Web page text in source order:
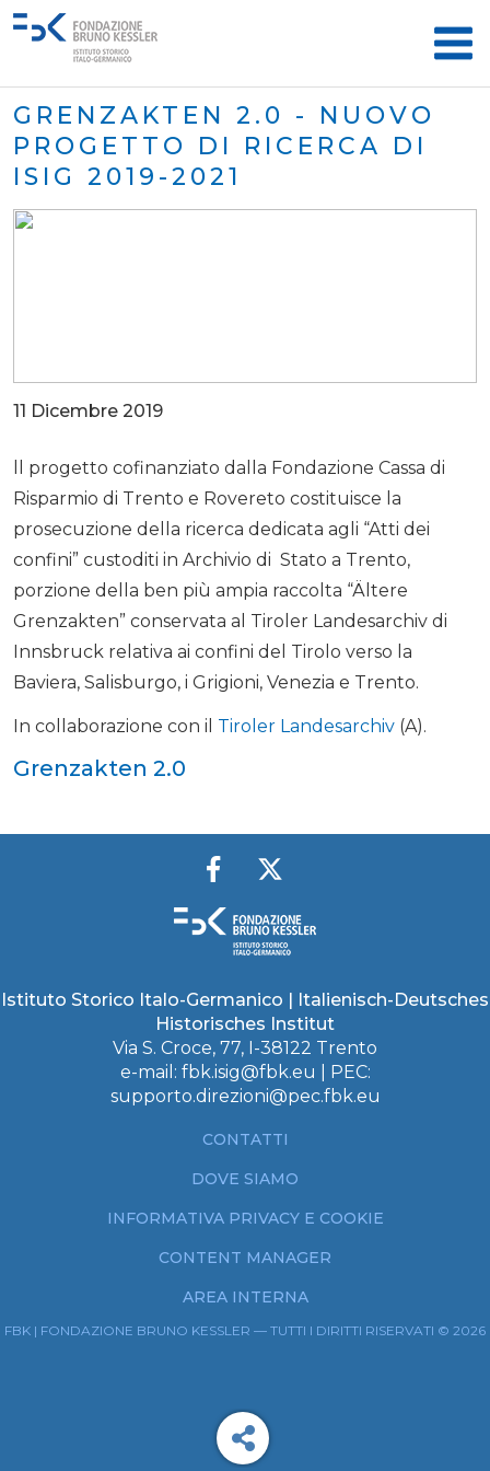
GRENZAKTEN 2.0 - NUOVO
PROGETTO DI RICERCA DI
ISIG 2019-2021
11 Dicembre 2019
ll progetto cofinanziato dalla Fondazione Cassa di
Risparmio di Trento e Rovereto costituisce la
prosecuzione della ricerca dedicata agli “Atti dei
confini” custoditi in Archivio di Stato a Trento,
porzione della ben più ampia raccolta “Ältere
Grenzakten” conservata al Tiroler Landesarchiv di
Innsbruck relativa ai confini del Tirolo verso la
Baviera, Salisburgo, i Grigioni, Venezia e Trento.
In collaborazione con il Tiroler Landesarchiv (A).
Grenzakten 2.0
Istituto Storico Italo-Germanico | Italienisch-Deutsches
Historisches Institut
Via S. Croce, 77, I-38122 Trento
e-mail: fbk.isig@fbk.eu | PEC:
supporto.direzioni@pec.fbk.eu
CONTATTI
DOVE SIAMO
INFORMATIVA PRIVACY E COOKIE
CONTENT MANAGER
AREA INTERNA
FBK | FONDAZIONE BRUNO KESSLER — TUTTI I DIRITTI RISERVATI © 2026